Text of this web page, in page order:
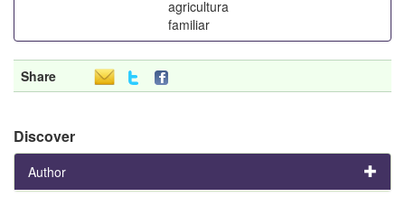
agricultura
familiar
Share
Discover
Author